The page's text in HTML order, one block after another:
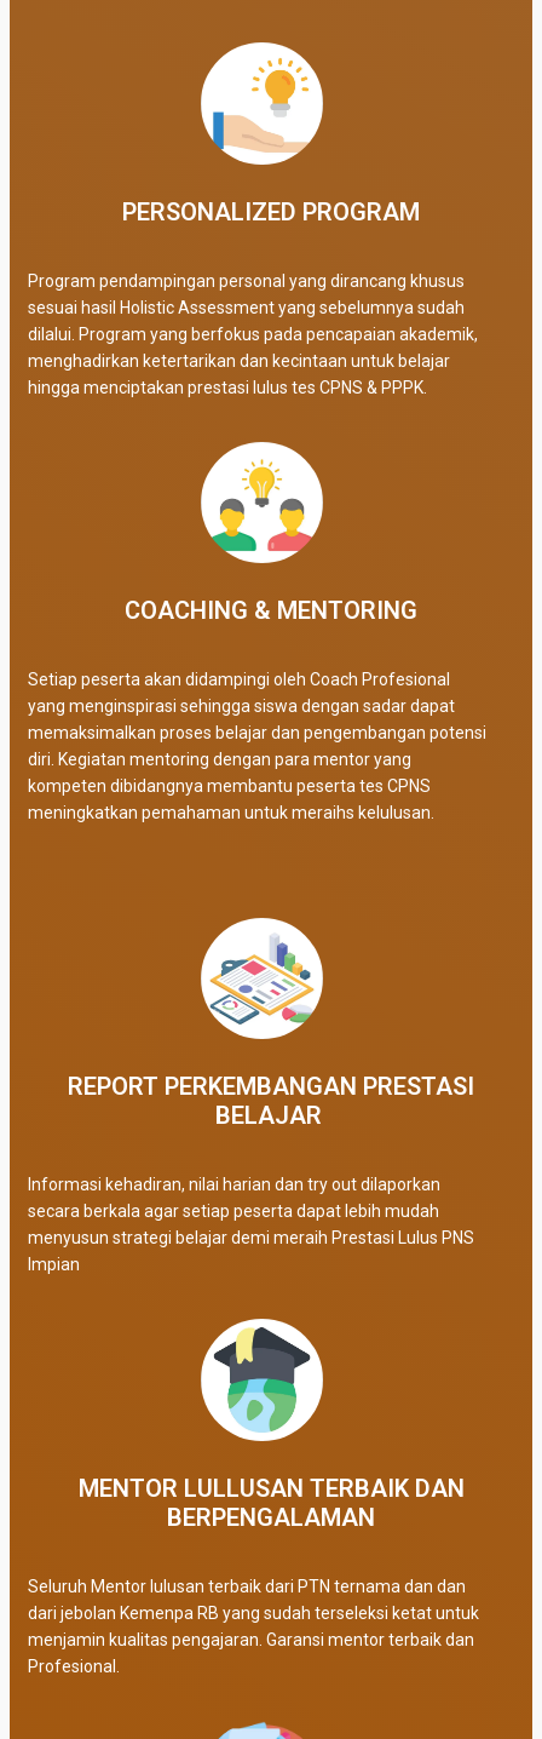
PERSONALIZED PROGRAM​
Program pendampingan personal yang dirancang khusus
sesuai hasil Holistic Assessment yang sebelumnya sudah
dilalui. Program yang berfokus pada pencapaian akademik,
menghadirkan ketertarikan dan kecintaan untuk belajar
hingga menciptakan prestasi lulus tes CPNS & PPPK.
COACHING & MENTORING
Setiap peserta akan didampingi oleh Coach Profesional
yang menginspirasi sehingga siswa dengan sadar dapat
memaksimalkan proses belajar dan pengembangan potensi
diri. Kegiatan mentoring dengan para mentor yang
kompeten dibidangnya membantu peserta tes CPNS
meningkatkan pemahaman untuk meraihs kelulusan.
REPORT PERKEMBANGAN PRESTASI
BELAJAR ​
Informasi kehadiran, nilai harian dan try out dilaporkan
secara berkala agar setiap peserta dapat lebih mudah
menyusun strategi belajar demi meraih Prestasi Lulus PNS
Impian
MENTOR LULLUSAN TERBAIK DAN
BERPENGALAMAN
Seluruh Mentor lulusan terbaik dari PTN ternama dan dan
dari jebolan Kemenpa RB yang sudah terseleksi ketat untuk
menjamin kualitas pengajaran. Garansi mentor terbaik dan
Profesional.